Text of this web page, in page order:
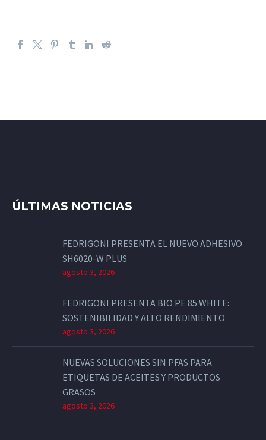
ÚLTIMAS NOTICIAS
FEDRIGONI PRESENTA EL NUEVO ADHESIVO
SH6020-W PLUS
agosto 3, 2026
FEDRIGONI PRESENTA BIO PE 85 WHITE:
SOSTENIBILIDAD Y ALTO RENDIMIENTO
agosto 3, 2026
NUEVAS SOLUCIONES SIN PFAS PARA
ETIQUETAS DE ACEITES Y PRODUCTOS
GRASOS
agosto 3, 2026